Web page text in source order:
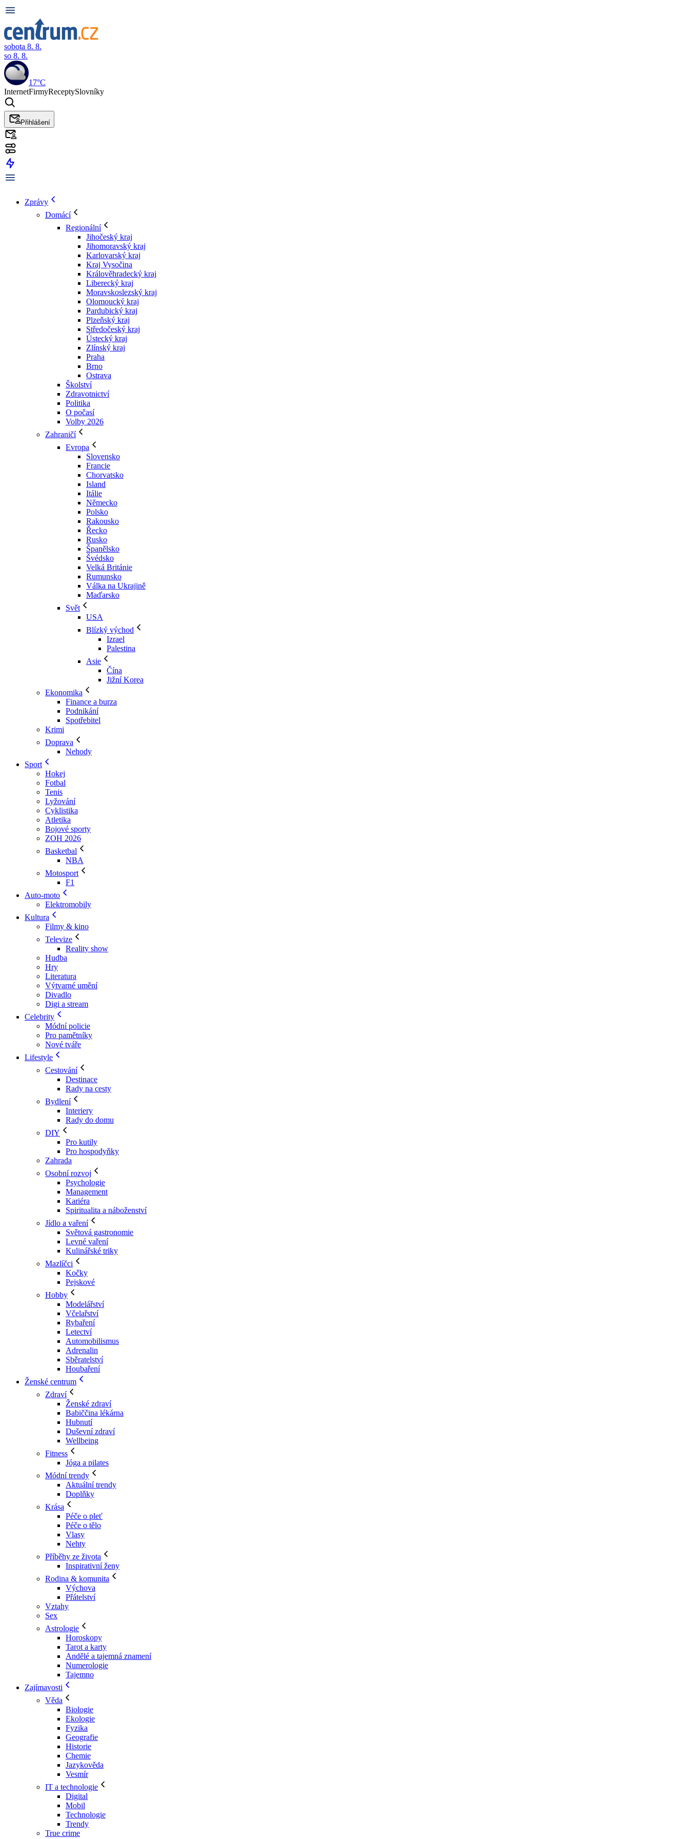
sobota 8. 8.
so 8. 8.
17°C
InternetFirmyReceptySlovníky
Přihlášení
Zprávy
Domácí
Regionální
Jihočeský kraj
Jihomoravský kraj
Karlovarský kraj
Kraj Vysočina
Králověhradecký kraj
Liberecký kraj
Moravskoslezský kraj
Olomoucký kraj
Pardubický kraj
Plzeňský kraj
Středočeský kraj
Ústecký kraj
Zlínský kraj
Praha
Brno
Ostrava
Školství
Zdravotnictví
Politika
O počasí
Volby 2026
Zahraničí
Evropa
Slovensko
Francie
Chorvatsko
Island
Itálie
Německo
Polsko
Rakousko
Řecko
Rusko
Španělsko
Švédsko
Velká Británie
Rumunsko
Válka na Ukrajině
Maďarsko
Svět
USA
Blízký východ
Izrael
Palestina
Asie
Čína
Jižní Korea
Ekonomika
Finance a burza
Podnikání
Spotřebitel
Krimi
Doprava
Nehody
Sport
Hokej
Fotbal
Tenis
Lyžování
Cyklistika
Atletika
Bojové sporty
ZOH 2026
Basketbal
NBA
Motosport
F1
Auto-moto
Elektromobily
Kultura
Filmy & kino
Televize
Reality show
Hudba
Hry
Literatura
Výtvarné umění
Divadlo
Digi a stream
Celebrity
Módní policie
Pro pamětníky
Nové tváře
Lifestyle
Cestování
Destinace
Rady na cesty
Bydlení
Interiery
Rady do domu
DIY
Pro kutily
Pro hospodyňky
Zahrada
Osobní rozvoj
Psychologie
Management
Kariéra
Spiritualita a náboženství
Jídlo a vaření
Světová gastronomie
Levné vaření
Kulinářské triky
Mazlíčci
Kočky
Pejskové
Hobby
Modelářství
Včelařství
Rybaření
Letectví
Automobilismus
Adrenalin
Sběratelství
Houbaření
Ženské centrum
Zdraví
Ženské zdraví
Babiččina lékárna
Hubnutí
Duševní zdraví
Wellbeing
Fitness
Jóga a pilates
Módní trendy
Aktuální trendy
Doplňky
Krása
Péče o pleť
Péče o tělo
Vlasy
Nehty
Příběhy ze života
Inspirativní ženy
Rodina & komunita
Výchova
Přátelství
Vztahy
Sex
Astrologie
Horoskopy
Tarot a karty
Andělé a tajemná znamení
Numerologie
Tajemno
Zajímavosti
Věda
Biologie
Ekologie
Fyzika
Geografie
Historie
Chemie
Jazykověda
Vesmír
IT a technologie
Digital
Mobil
Technologie
Trendy
True crime